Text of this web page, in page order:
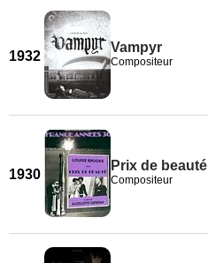
1932
Vampyr
Compositeur
1930
Prix de beauté
Compositeur